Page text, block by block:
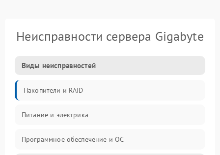
Неисправности сервера Gigabyte
Виды неисправностей
Накопители и RAID
Питание и электрика
Программное обеспечение и ОС